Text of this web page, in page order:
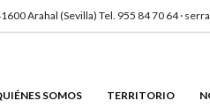
Arahal (Sevilla) Tel. 955 84 70 64 ·
SOMOS TERRITORIO